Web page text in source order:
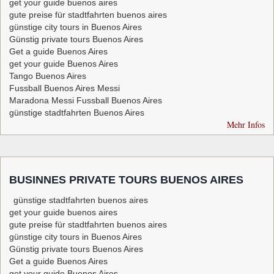
get your guide buenos aires
gute preise für stadtfahrten buenos aires
günstige city tours in Buenos Aires
Günstig private tours Buenos Aires
Get a guide Buenos Aires
get your guide Buenos Aires
Tango Buenos Aires
Fussball Buenos Aires Messi
Maradona Messi Fussball Buenos Aires
günstige stadtfahrten Buenos Aires
Mehr Infos
BUSINNES PRIVATE TOURS BUENOS AIRES
günstige stadtfahrten buenos aires
get your guide buenos aires
gute preise für stadtfahrten buenos aires
günstige city tours in Buenos Aires
Günstig private tours Buenos Aires
Get a guide Buenos Aires